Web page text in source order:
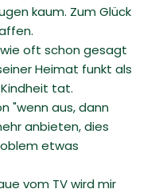
kaum. Zum Glück
oft schon gesagt
Heimat funkt als
tat.
"wenn aus, dann
anbieten, dies
etwas
vom TV wird mir